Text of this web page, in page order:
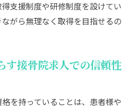
支援制度や研修制度を設けてい
がら無理なく取得を目指せるの
す接骨院求人での信頼性
を持っていることは、患者様や